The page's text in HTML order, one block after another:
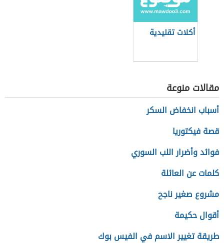
أكلات تقليدية
مقالات منوعة
أسباب انخفاض السكر
قصة فيكتوريا
فوائد وأضرار اللب السوري
كلمات عن العائلة
مشروع صغير ناجح
أقوال حكيمة
طريقة تغيير الاسم في الفيس بوك